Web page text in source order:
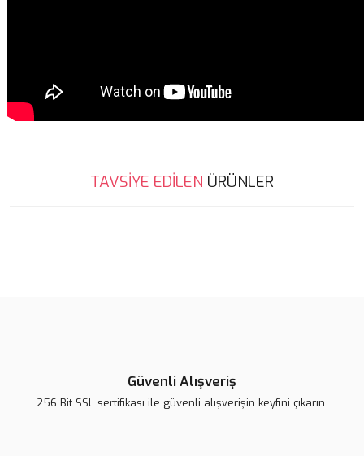
Bu ürünün fiyat bilgisi, resim, ürün açıklamalarında ve diğer
konularda yetersiz gördüğünüz noktaları öneri formunu kullanarak
TAVSİYE EDİLEN ÜRÜNLER
Güvenli Alışveriş
256 Bit SSL sertifikası ile güvenli alışverişin keyfini çıkarın.